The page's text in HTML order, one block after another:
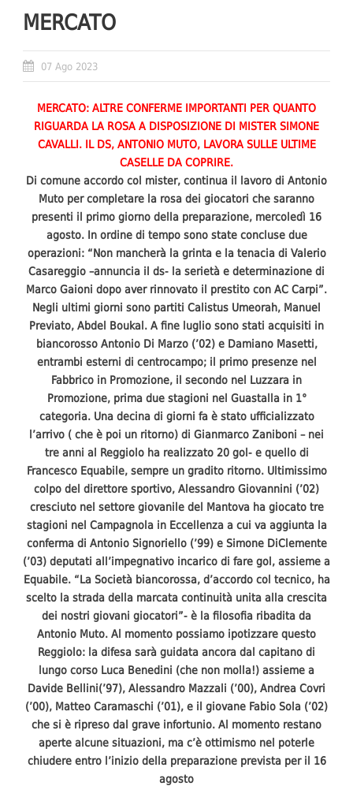
MERCATO
07 Ago 2023
MERCATO: ALTRE CONFERME IMPORTANTI PER QUANTO
RIGUARDA LA ROSA A DISPOSIZIONE DI MISTER SIMONE
CAVALLI. IL DS, ANTONIO MUTO, LAVORA SULLE ULTIME
CASELLE DA COPRIRE.
Di comune accordo col mister, continua il lavoro di Antonio
Muto per completare la rosa dei giocatori che saranno
presenti il primo giorno della preparazione, mercoledì 16
agosto. In ordine di tempo sono state concluse due
operazioni: “Non mancherà la grinta e la tenacia di Valerio
Casareggio –annuncia il ds- la serietà e determinazione di
Marco Gaioni dopo aver rinnovato il prestito con AC Carpi”.
Negli ultimi giorni sono partiti Calistus Umeorah, Manuel
Previato, Abdel Boukal. A fine luglio sono stati acquisiti in
biancorosso Antonio Di Marzo (’02) e Damiano Masetti,
entrambi esterni di centrocampo; il primo presenze nel
Fabbrico in Promozione, il secondo nel Luzzara in
Promozione, prima due stagioni nel Guastalla in 1°
categoria. Una decina di giorni fa è stato ufficializzato
l’arrivo ( che è poi un ritorno) di Gianmarco Zaniboni – nei
tre anni al Reggiolo ha realizzato 20 gol- e quello di
Francesco Equabile, sempre un gradito ritorno. Ultimissimo
colpo del direttore sportivo, Alessandro Giovannini (’02)
cresciuto nel settore giovanile del Mantova ha giocato tre
stagioni nel Campagnola in Eccellenza a cui va aggiunta la
conferma di Antonio Signoriello (’99) e Simone DiClemente
(’03) deputati all’impegnativo incarico di fare gol, assieme a
Equabile. “La Società biancorossa, d’accordo col tecnico, ha
scelto la strada della marcata continuità unita alla crescita
dei nostri giovani giocatori”- è la filosofia ribadita da
Antonio Muto. Al momento possiamo ipotizzare questo
Reggiolo: la difesa sarà guidata ancora dal capitano di
lungo corso Luca Benedini (che non molla!) assieme a
Davide Bellini(’97), Alessandro Mazzali (’00), Andrea Covri
(’00), Matteo Caramaschi (’01), e il giovane Fabio Sola (’02)
che si è ripreso dal grave infortunio. Al momento restano
aperte alcune situazioni, ma c’è ottimismo nel poterle
chiudere entro l’inizio della preparazione prevista per il 16
agosto